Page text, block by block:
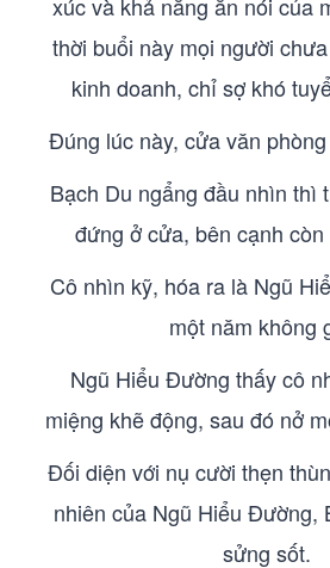
thời buổi này mọi người
kinh doanh, chỉ sợ khó
Đúng lúc này, cửa văn
Bạch Du ngẩng đầu nhìn thì
đứng ở cửa, bên cạnh
Cô nhìn kỹ, hóa ra là Ngũ
một năm không
Ngũ Hiểu Đường thấy cô
miệng khẽ động, sau đó nở
Đối diện với nụ cười thẹn
nhiên của Ngũ Hiểu Đường,
sửng sốt.